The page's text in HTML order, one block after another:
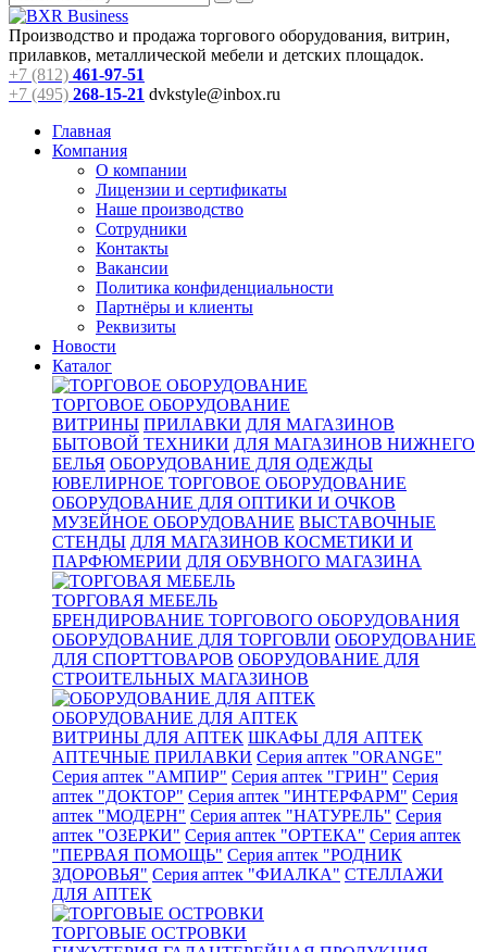
Производство и продажа торгового оборудования, витрин,
прилавков, металлической мебели и детских площадок.
+7 (812) 461-97-51
+7 (495) 268-15-21 dvkstyle@inbox.ru
Главная
Компания
О компании
Лицензии и сертификаты
Наше производство
Сотрудники
Контакты
Вакансии
Политика конфиденциальности
Партнёры и клиенты
Реквизиты
Новости
Каталог
ТОРГОВОЕ ОБОРУДОВАНИЕ
ВИТРИНЫ ПРИЛАВКИ ДЛЯ МАГАЗИНОВ
БЫТОВОЙ ТЕХНИКИ ДЛЯ МАГАЗИНОВ НИЖНЕГО
БЕЛЬЯ ОБОРУДОВАНИЕ ДЛЯ ОДЕЖДЫ
ЮВЕЛИРНОЕ ТОРГОВОЕ ОБОРУДОВАНИЕ
ОБОРУДОВАНИЕ ДЛЯ ОПТИКИ И ОЧКОВ
МУЗЕЙНОЕ ОБОРУДОВАНИЕ ВЫСТАВОЧНЫЕ
СТЕНДЫ ДЛЯ МАГАЗИНОВ КОСМЕТИКИ И
ПАРФЮМЕРИИ ДЛЯ ОБУВНОГО МАГАЗИНА
ТОРГОВАЯ МЕБЕЛЬ
БРЕНДИРОВАНИЕ ТОРГОВОГО ОБОРУДОВАНИЯ
ОБОРУДОВАНИЕ ДЛЯ ТОРГОВЛИ ОБОРУДОВАНИЕ
ДЛЯ СПОРТТОВАРОВ ОБОРУДОВАНИЕ ДЛЯ
СТРОИТЕЛЬНЫХ МАГАЗИНОВ
ОБОРУДОВАНИЕ ДЛЯ АПТЕК
ВИТРИНЫ ДЛЯ АПТЕК ШКАФЫ ДЛЯ АПТЕК
АПТЕЧНЫЕ ПРИЛАВКИ Серия аптек "ORANGE"
Серия аптек "АМПИР" Серия аптек "ГРИН" Серия
аптек "ДОКТОР" Серия аптек "ИНТЕРФАРМ" Серия
аптек "МОДЕРН" Серия аптек "НАТУРЕЛЬ" Серия
аптек "ОЗЕРКИ" Серия аптек "ОРТЕКА" Серия аптек
"ПЕРВАЯ ПОМОЩЬ" Серия аптек "РОДНИК
ЗДОРОВЬЯ" Серия аптек "ФИАЛКА" СТЕЛЛАЖИ
ДЛЯ АПТЕК
ТОРГОВЫЕ ОСТРОВКИ